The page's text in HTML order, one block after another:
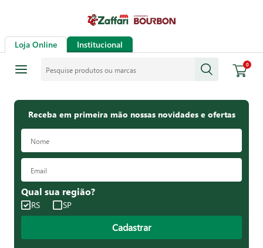
Loja Online Institucional
0
Receba em primeira mão nossas novidades e ofertas
Qual sua região?
RS SP
Cadastrar